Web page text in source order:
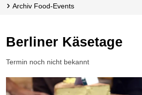
Archiv Food-Events
Berliner Käsetage
Termin noch nicht bekannt